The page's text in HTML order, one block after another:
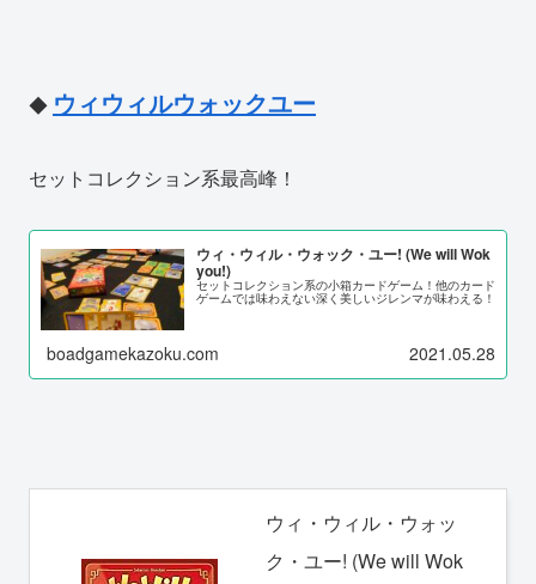
◆ ウィウィルウォックユー
セットコレクション系最高峰！
ウィ・ウィル・ウォック・ユー! (We will Wok
you!)
セットコレクション系の小箱カードゲーム！他のカード
ゲームでは味わえない深く美しいジレンマが味わえる！
boadgamekazoku.com 2021.05.28
ウィ・ウィル・ウォッ
ク・ユー! (We will Wok